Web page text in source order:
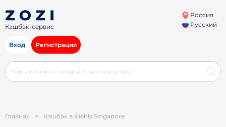
Кэшбэк-сервис
Россия
Русский
Вход Регистрация
Главная > Кэшбэк в Kiehls Singapore